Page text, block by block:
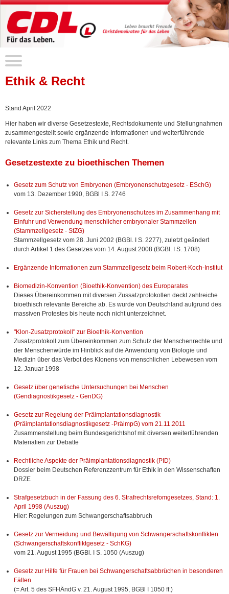
Ethik & Recht
Stand April 2022
Hier haben wir diverse Gesetzestexte, Rechtsdokumente und Stellungnahmen
zusammengestellt sowie ergänzende Informationen und weiterführende
relevante Links zum Thema Ethik und Recht.
Gesetzestexte zu bioethischen Themen
Gesetz zum Schutz von Embryonen (Embryonenschutzgesetz - ESchG)
vom 13. Dezember 1990, BGBl I S. 2746
Gesetz zur Sicherstellung des Embryonenschutzes im Zusammenhang mit
Einfuhr und Verwendung menschlicher embryonaler Stammzellen
(Stammzellgesetz - StZG)
Stammzellgesetz vom 28. Juni 2002 (BGBl. I S. 2277), zuletzt geändert
durch Artikel 1 des Gesetzes vom 14. August 2008 (BGBl. I S. 1708)
Ergänzende Informationen zum Stammzellgesetz beim Robert-Koch-Institut
Biomedizin-Konvention (Bioethik-Konvention) des Europarates
Dieses Übereinkommen mit diversen Zussatzprotokollen deckt zahlreiche
bioethisch relevante Bereiche ab. Es wurde von Deutschland aufgrund des
massiven Protestes bis heute noch nicht unterzeichnet.
"Klon-Zusatzprotokoll" zur Bioethik-Konvention
Zusatzprotokoll zum Übereinkommen zum Schutz der Menschenrechte und
der Menschenwürde im Hinblick auf die Anwendung von Biologie und
Medizin über das Verbot des Klonens von menschlichen Lebewesen vom
12. Januar 1998
Gesetz über genetische Untersuchungen bei Menschen
(Gendiagnostikgesetz - GenDG)
Gesetz zur Regelung der Präimplantationsdiagnostik
(Präimplantationsdiagnostikgesetz -PräimpG) vom 21.11.2011
Zusammenstellung beim Bundesgerichtshof mit diversen weiterführenden
Materialien zur Debatte
Rechtliche Aspekte der Präimplantationsdiagnostik (PID)
Dossier beim Deutschen Referenzzentrum für Ethik in den Wissenschaften
DRZE
Strafgesetzbuch in der Fassung des 6. Strafrechtsrefomgesetzes, Stand: 1.
April 1998 (Auszug)
Hier: Regelungen zum Schwangerschaftsabbruch
Gesetz zur Vermeidung und Bewältigung von Schwangerschaftskonflikten
(Schwangerschaftskonfliktgesetz - SchKG)
vom 21. August 1995 (BGBl. I S. 1050 (Auszug)
Gesetz zur Hilfe für Frauen bei Schwangerschaftsabbrüchen in besonderen
Fällen
(= Art. 5 des SFHÄndG v. 21. August 1995, BGBl I 1050 ff.)